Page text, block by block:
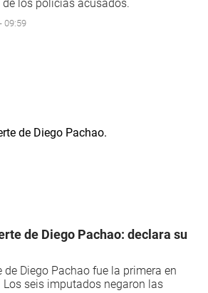
los policías acusados.
09:59
de Diego Pachao: declara su
de Diego Pachao fue la primera en
Los seis imputados negaron las